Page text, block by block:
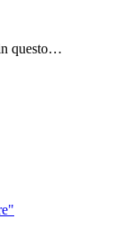
questo…